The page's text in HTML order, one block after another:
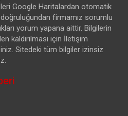
Google Haritalardan otomatik
firmamız sorumlu
yorum yapana aittir. Bilgilerin
kaldırılması için İletişim
Sitedeki tüm bilgiler izinsiz